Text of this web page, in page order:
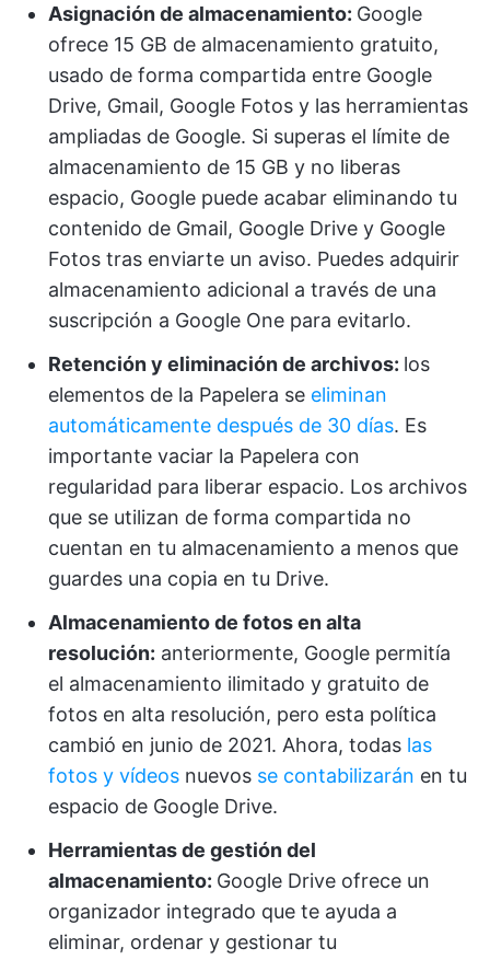
Asignación de almacenamiento: Google
ofrece 15 GB de almacenamiento gratuito,
usado de forma compartida entre Google
Drive, Gmail, Google Fotos y las herramientas
ampliadas de Google. Si superas el límite de
almacenamiento de 15 GB y no liberas
espacio, Google puede acabar eliminando tu
contenido de Gmail, Google Drive y Google
Fotos tras enviarte un aviso. Puedes adquirir
almacenamiento adicional a través de una
suscripción a Google One para evitarlo.
Retención y eliminación de archivos: los
elementos de la Papelera se eliminan
automáticamente después de 30 días. Es
importante vaciar la Papelera con
regularidad para liberar espacio. Los archivos
que se utilizan de forma compartida no
cuentan en tu almacenamiento a menos que
guardes una copia en tu Drive.
Almacenamiento de fotos en alta
resolución: anteriormente, Google permitía
el almacenamiento ilimitado y gratuito de
fotos en alta resolución, pero esta política
cambió en junio de 2021. Ahora, todas las
fotos y vídeos nuevos se contabilizarán en tu
espacio de Google Drive.
Herramientas de gestión del
almacenamiento: Google Drive ofrece un
organizador integrado que te ayuda a
eliminar, ordenar y gestionar tu